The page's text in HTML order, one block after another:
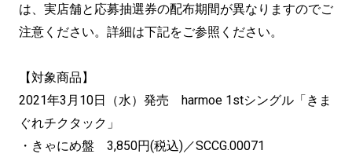
は、実店舗と応募抽選券の配布期間が異なりますのでご
注意ください。詳細は下記をご参照ください。
【対象商品】
2021年3月10日（水）発売 harmoe 1stシングル「きま
ぐれチクタック」
・きゃにめ盤 3,850円(税込)／SCCG.00071